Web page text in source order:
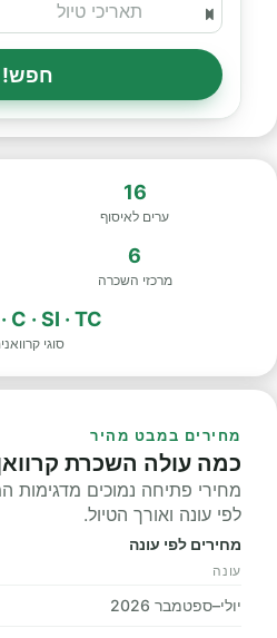
חפש!
16
ערים לאיסוף
6
מרכזי השכרה
C · SI · TC
סוגי
מחירים במבט מהיר
כמה עולה השכרת
מחירי פתיחה נמוכים מדגימות
לפי עונה ואורך הטיול.
מחירים לפי עונה
עונה
יולי–ספטמבר 2026